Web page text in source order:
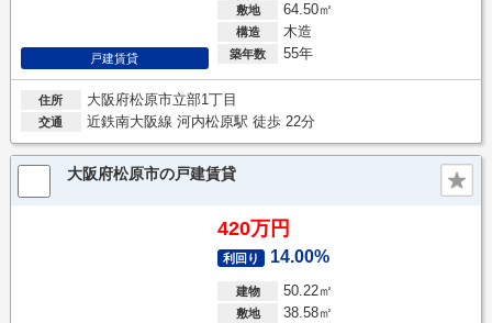
戸建賃貸
敷地 64.50㎡
構造 木造
築年数 55年
住所 大阪府松原市立部1丁目
交通 近鉄南大阪線 河内松原駅 徒歩 22分
大阪府松原市の戸建賃貸
420万円
利回り 14.00%
建物 50.22㎡
敷地 38.58㎡